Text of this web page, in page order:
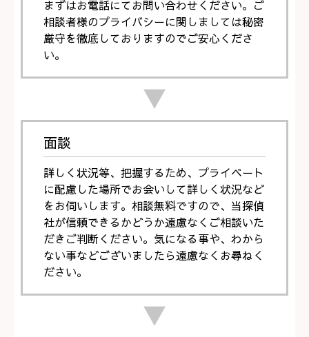
まずはお電話にてお問い合わせください。ご
相談者様のプライバシーに関しましては秘密
厳守を徹底しておりますのでご安心くださ
い。
▼
面談
詳しく状況等、把握するため、プライベート
に配慮した場所でお会いして詳しく状況など
をお伺いします。相談無料ですので、当探偵
社が信頼できるかどうか遠慮なくご相談いた
だきご判断ください。気になる事や、わから
ない事などございましたら遠慮なくお尋ねく
ださい。
▼